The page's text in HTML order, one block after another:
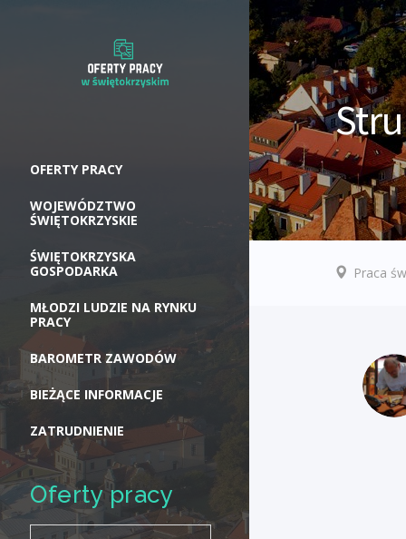
OFERTY PRACY
WOJEWÓDZTWO
ŚWIĘTOKRZYSKIE
ŚWIĘTOKRZYSKA
GOSPODARKA
MŁODZI LUDZIE NA RYNKU
PRACY
BAROMETR ZAWODÓW
BIEŻĄCE INFORMACJE
ZATRUDNIENIE
Oferty pracy
Praca